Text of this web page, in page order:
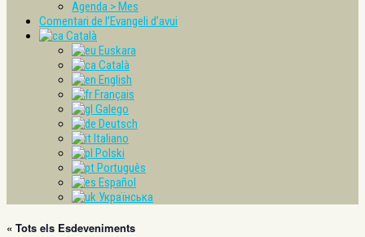
Agenda > Mes
Comentari de l’Evangeli d’avui
Català
Euskara
Català
English
Français
Galego
Deutsch
Italiano
Polski
Português
Español
Українська
« Tots els Esdeveniments